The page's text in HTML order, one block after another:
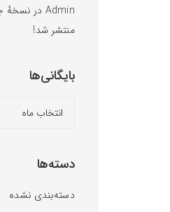
Admin در
منتشر شد!
بایگانی‌ها
دسته‌ها
دسته‌بندی نشده